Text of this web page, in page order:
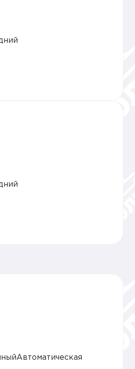
Автоматическая